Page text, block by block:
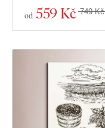
od 559 Kč 749 Kč